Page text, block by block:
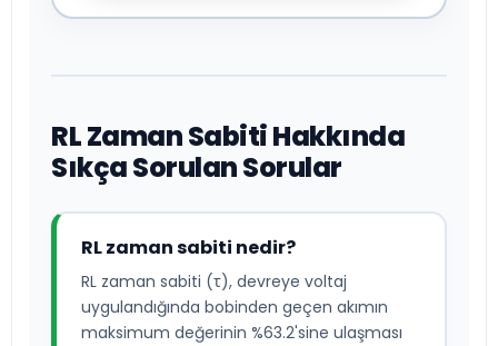
RL Zaman Sabiti Hakkında
Sıkça Sorulan Sorular
RL zaman sabiti nedir?
RL zaman sabiti (τ), devreye voltaj
uygulandığında bobinden geçen akımın
maksimum değerinin %63.2'sine ulaşması